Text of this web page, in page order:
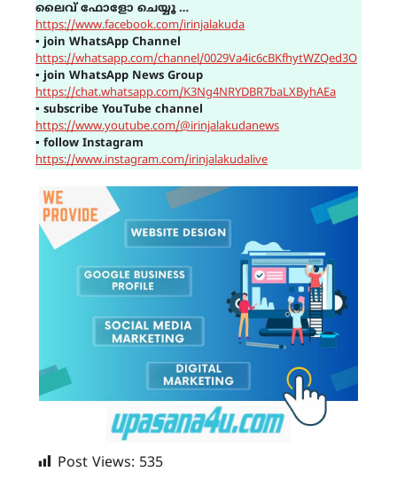
ലൈവ് ഫോളോ ചെയ്യൂ …
https://www.facebook.com/irinjalakuda
▪ join WhatsApp Channel
https://whatsapp.com/channel/0029Va4ic6cBKfhytWZQed3O
▪ join WhatsApp News Group
https://chat.whatsapp.com/K3Ng4NRYDBR7baLXByhAEa
▪ subscribe YouTube channel
https://www.youtube.com/@irinjalakudanews
▪ follow Instagram
https://www.instagram.com/irinjalakudalive
Post Views: 535